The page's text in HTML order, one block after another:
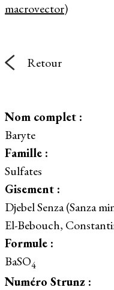
macrovector)
Retour
Nom complet :
Baryte
Famille :
Sulfates
Gisement :
Djebel Senza (Sanza
El-Bebouch,
Formule :
BaSO4
Numéro Strunz :